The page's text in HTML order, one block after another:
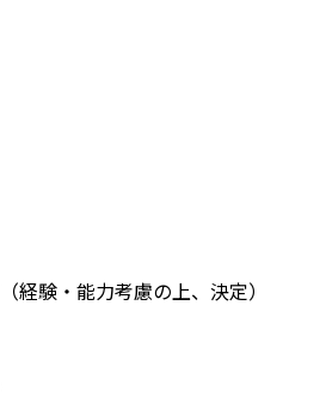
経験・能力考慮の上、決定）